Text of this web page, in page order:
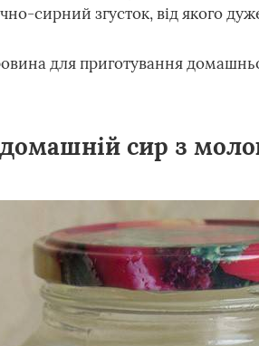
сирний згусток, від якого
для приготування
сир з